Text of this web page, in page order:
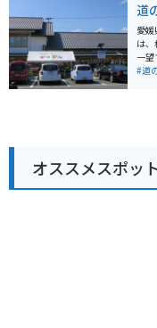
ブや
地元
旨み
訪
車
の休憩
し
道
愛媛
は
一望で
物、
猪
ダ
光ス
#道
オススメスポッ